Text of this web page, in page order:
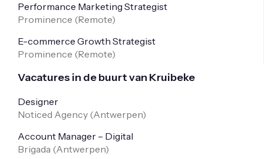
Performance Marketing Strategist
Prominence (Remote)
E-commerce Growth Strategist
Prominence (Remote)
Vacatures in de buurt van Kruibeke
Designer
Noticed Agency (Antwerpen)
Account Manager – Digital
Brigada (Antwerpen)